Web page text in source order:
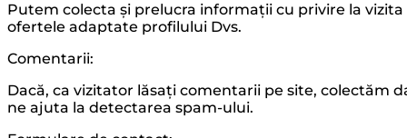
Putem colecta și prelucra informații cu privire la
ofertele adaptate profilului Dvs.
Comentarii:
Dacă, ca vizitator lăsați comentarii pe site, colectăm
ne ajuta la detectarea spam-ului.